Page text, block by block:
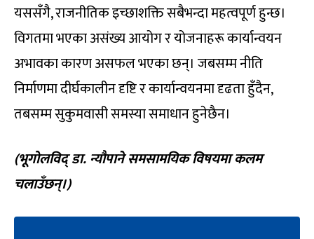
यससँगै, राजनीतिक इच्छाशक्ति सबैभन्दा महत्वपूर्ण हुन्छ।
विगतमा भएका असंख्य आयोग र योजनाहरू कार्यान्वयन
अभावका कारण असफल भएका छन्। जबसम्म नीति
निर्माणमा दीर्घकालीन दृष्टि र कार्यान्वयनमा दृढता हुँदैन,
तबसम्म सुकुमवासी समस्या समाधान हुनेछैन।
(भूगोलविद् डा. न्यौपाने समसामयिक विषयमा कलम
चलाउँछन्।)